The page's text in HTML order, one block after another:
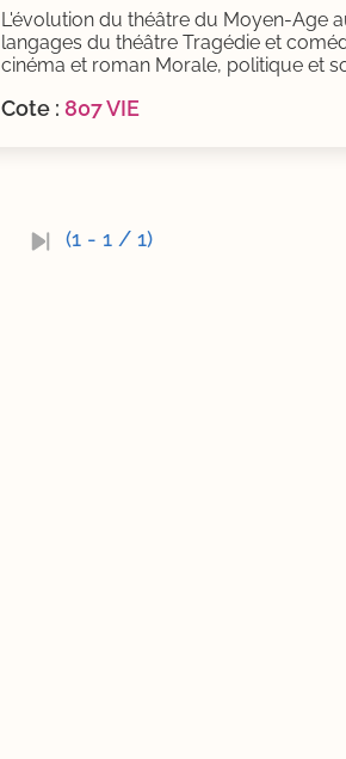
L'évolution du théâtre du Moyen-Age
langages du théâtre Tragédie et
cinéma et roman Morale, politique et
Cote : 807 VIE
(1 - 1 / 1)